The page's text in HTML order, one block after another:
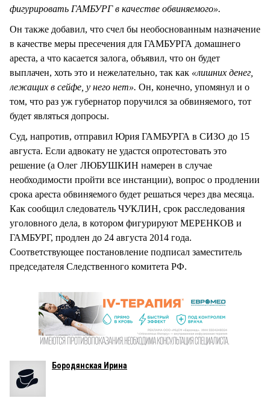
фигурировать ГАМБУРГ в качестве обвиняемого».
Он также добавил, что счел бы необоснованным назначение
в качестве меры пресечения для ГАМБУРГА домашнего
ареста, а что касается залога, объявил, что он будет
выплачен, хоть это и нежелательно, так как «лишних денег,
лежащих в сейфе, у него нет». Он, конечно, упомянул и о
том, что раз уж губернатор поручился за обвиняемого, тот
будет являться допросы.
Суд, напротив, отправил Юрия ГАМБУРГА в СИЗО до 15
августа. Если адвокату не удастся опротестовать это
решение (а Олег ЛЮБУШКИН намерен в случае
необходимости пройти все инстанции), вопрос о продлении
срока ареста обвиняемого будет решаться через два месяца.
Как сообщил следователь ЧУКЛИН, срок расследования
уголовного дела, в котором фигурируют МЕРЕНКОВ и
ГАМБУРГ, продлен до 24 августа 2014 года.
Соответствующее постановление подписал заместитель
председателя Следственного комитета РФ.
Бородянская Ирина